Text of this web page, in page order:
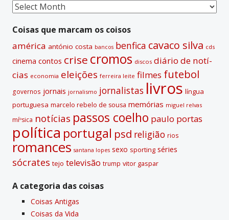
t
i
v
Coisas
Coisas que marcam os coisos
américa antónio costa bancos benfica cavaco silva cds
cinema contos crise cromos discos diário de notí­
cias economia eleições ferreira leite filmes futebol
governos jornais jornalismo jornalistas livros lí­ngua
portuguesa marcelo rebelo de sousa memórias miguel relvas
míºsica notí­cias passos coelho paulo portas
polí­tica portugal psd religião rios
romances santana lopes sexo sporting séries
sócrates tejo televisão trump vitor gaspar
A categoria das coisas
Coisas Antigas
Coisas da Vida